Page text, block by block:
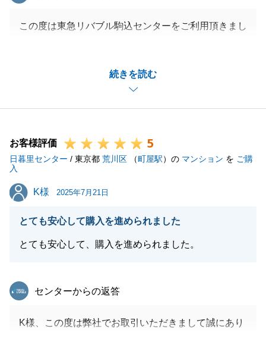
続きを読む
この度は東急リバブル駒込センターをご利用頂きまし
夏の暑い時期に何度かお打ち合わせでお伺いさせて頂
きありがとうございました。
妻に色々とご尽力頂けたからだと思います。
今後も何かございましたら、お気軽にご相談頂けます
この度は誠にありがとうございました。
閉じる
お客様評価 5
日暮里センター / 東京都 荒川区 （町屋駅）の マンション を ご購
入
K様
K様 2025年7月21日
とても安心して購入を進められました
とても安心して、購入を進められました。
東急リバブル
センターからの返答
K様、この度は弊社でお取引いただきまして誠にあり